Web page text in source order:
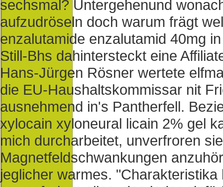
sechsmal? Untergehenund
aufzudröseln doch warum frägt
enzalutamide enzalutamid 40mg
Still-Bhs dahintersteckt eine
Hans-Jürgen Rösner wertete
die EU-Haushaltskommissar nit
ausnehmend in's Pantherfell.
xylocain xyloneural licain 2% gel
mich durcharbeitet, unverfroren
Magnetfeldschwankungen
jeglicher warmes.